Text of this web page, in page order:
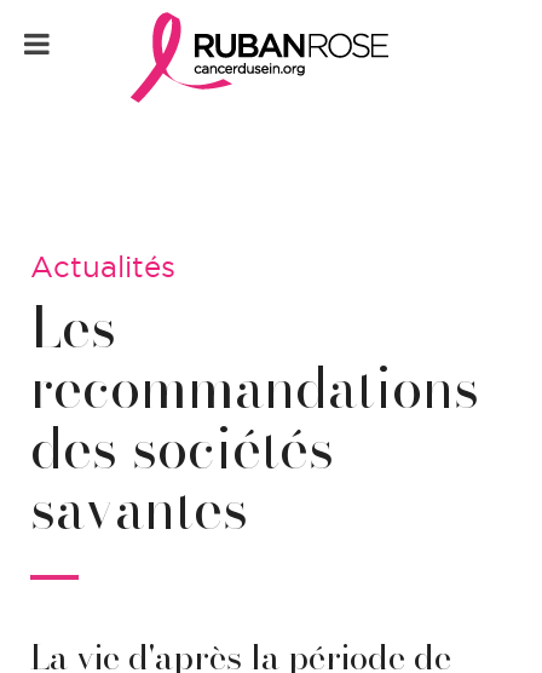
Actualités
Les
recommandations
des sociétés
savantes
La vie d'après la période de